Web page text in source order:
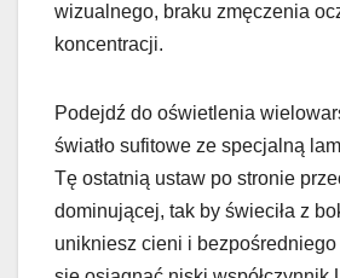
wizualnego, braku zmęczenia
koncentracji.
Podejdź do oświetlenia
światło sufitowe ze specjalną
Tę ostatnią ustaw po stronie
dominującej, tak by świeciła z
unikniesz cieni i